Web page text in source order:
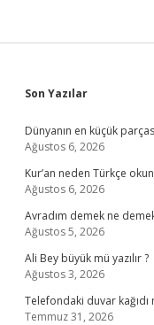
Sidebar
Son Yazılar
Dünyanın en küçük
Ağustos 6, 2026
Kur’an neden Türkçe
Ağustos 6, 2026
Avradım demek ne
Ağustos 5, 2026
Ali Bey büyük mü yazılır ?
Ağustos 3, 2026
Telefondaki duvar kağıdı
Temmuz 31, 2026